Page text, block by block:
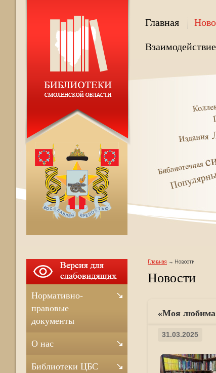
Главная
Главная Новости
Новости
«Моя
31.03.2025
Нормативно-
правовые
документы
О нас
Библиотеки ЦБС